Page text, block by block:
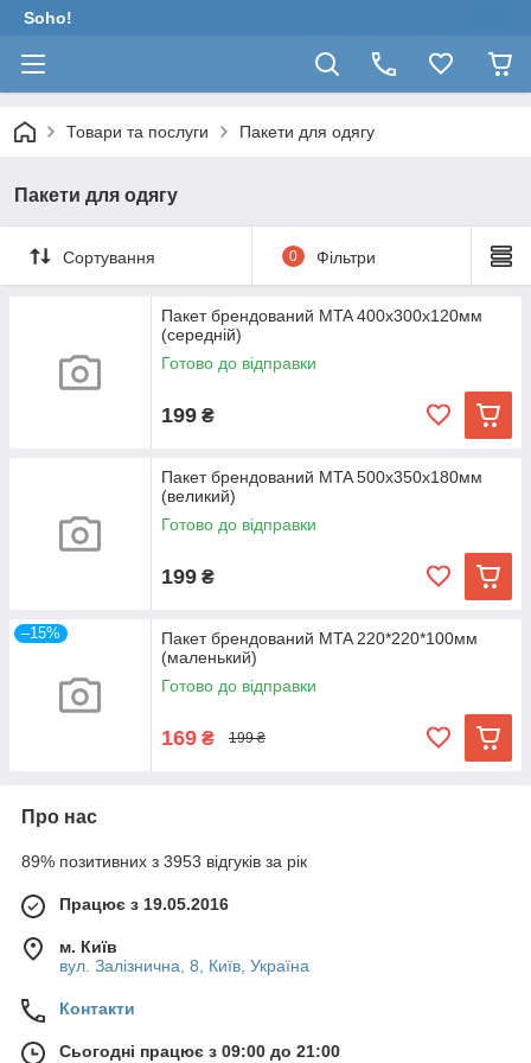
Soho!
Товари та послуги Пакети для одягу
Пакети для одягу
Сортування 0 Фільтри
Пакет брендований MTA 400х300х120мм
(середній)
Готово до відправки
199 ₴
Пакет брендований MTA 500х350х180мм
(великий)
Готово до відправки
199 ₴
–15%
Пакет брендований MTA 220*220*100мм
(маленький)
Готово до відправки
169 ₴ 199 ₴
Про нас
89% позитивних з 3953 відгуків за рік
Працює з 19.05.2016
м. Київ
вул. Залізнична, 8, Київ, Україна
Контакти
Сьогодні працює з 09:00 до 21:00